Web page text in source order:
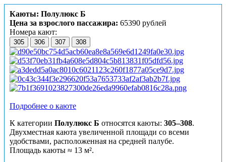
Каюты: Полулюкс Б
Цена за взрослого пассажира: 65390 рублей
Номера кают:
305 306 307 308
Подробнее о каюте
К категории Полулюкс Б относятся каюты: 305–308.
Двухместная каюта увеличенной площади со всеми
удобствами, расположенная на средней палубе.
Площадь каюты ≈ 13 м².